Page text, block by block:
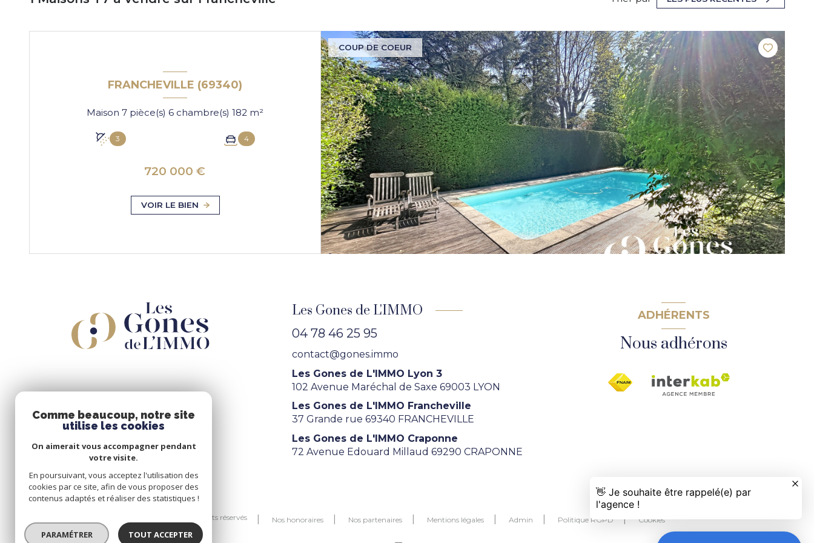
COUP DE COEUR
FRANCHEVILLE (69340)
Maison 7 pièce(s) 6 chambre(s) 182 m²
3 4
720 000 €
VOIR LE BIEN
Les Gones de L'IMMO
04 78 46 25 95
contact@gones.immo
Les Gones de L'IMMO Lyon 3
102 Avenue Maréchal de Saxe 69003 LYON
Les Gones de L'IMMO Francheville
37 Grande rue 69340 FRANCHEVILLE
Les Gones de L'IMMO Craponne
72 Avenue Edouard Millaud 69290 CRAPONNE
ADHÉRENTS
Nous adhérons
© 2026 | Tous droits réservés Nos honoraires Nos partenaires Mentions légales Admin Politique RGPD Cookies
Comme beaucoup, notre site
utilise les cookies
On aimerait vous accompagner pendant
votre visite.
En poursuivant, vous acceptez l'utilisation des
cookies par ce site, afin de vous proposer des
contenus adaptés et réaliser des statistiques !
PARAMÉTRER TOUT ACCEPTER